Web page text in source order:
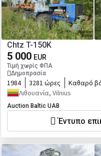
Chtz T-150K
5 000 EUR
Τιμή χωρίς ΦΠΑ
Δημοπρασία
1984 3281 ώρες Καθαρό
Λιθουανία, Vilnius
Auction Baltic UAB
Έντυπο